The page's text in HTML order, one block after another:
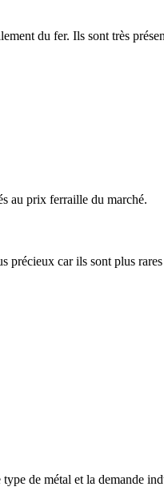
du fer. Ils sont très
au prix ferraille du marché.
précieux car ils sont plus
de métal et la demande